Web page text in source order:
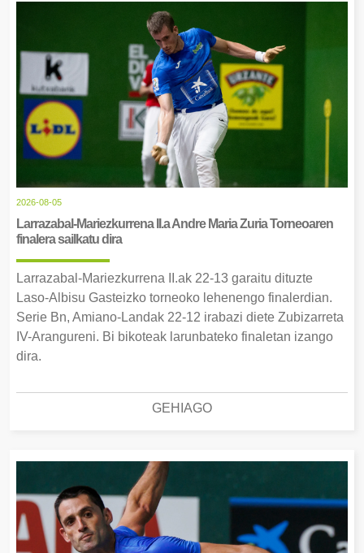
2026-08-05
Larrazabal-Mariezkurrena II.a Andre Maria Zuria Torneoaren
finalera sailkatu dira
Larrazabal-Mariezkurrena II.ak 22-13 garaitu dituzte
Laso-Albisu Gasteizko torneoko lehenengo finalerdian.
Serie Bn, Amiano-Landak 22-12 irabazi diete Zubizarreta
IV-Arangureni. Bi bikoteak larunbateko finaletan izango
dira.
GEHIAGO